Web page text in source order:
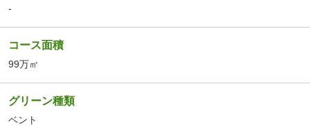
-
コース面積
99万㎡
グリーン種類
ベント